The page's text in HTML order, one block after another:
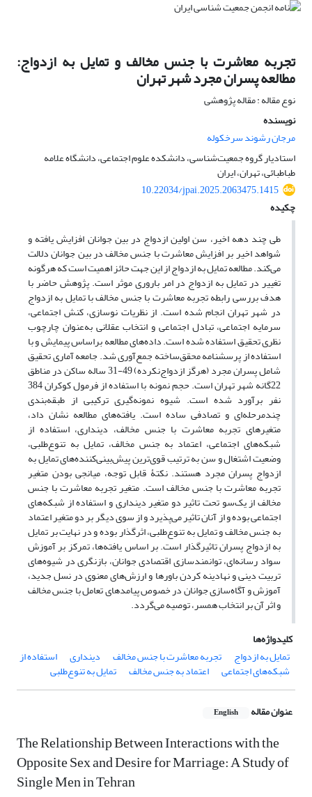
تجربه معاشرت با جنس مخالف و تمایل به ازدواج:
مطالعه‌ پسران مجرد شهر تهران
نوع مقاله : مقاله پژوهشی
نویسنده
مرجان رشوند سرخکوله
استادیار گروه جمعیت‌شناسی، دانشکده علوم اجتماعی، دانشگاه علامه
طباطبائی، تهران، ایران
10.22034/jpai.2025.2063475.1415
چکیده
طی چند دهه اخیر، سن اولین ازدواج در بین جوانان افزایش یافته و
شواهد اخیر بر افزایش معاشرت‌ با جنس مخالف در بین جوانان دلالت
می‌کند. مطالعه تمایل به ازدواج از این جهت حائز اهمیت است که هرگونه
تغییر در تمایل به ازدواج در امر باروری موثر است. پژوهش حاضر با
هدف بررسی رابطه تجربه معاشرت با جنس مخالف با تمایل به ازدواج
در شهر تهران انجام شده است. از نظریات نوسازی، کنش اجتماعی،
سرمایه اجتماعی، تبادل اجتماعی و انتخاب عقلانی به‌عنوان چارچوب
نظری تحقیق استفاده شده است. داده‌های مطالعه براساس پیمایش و با
استفاده از پرسشنامه محقق‌ساخته جمع‌آوری شد. جامعه آماری تحقیق
شامل پسران مجرد (هرگز ازدواج‌نکرده) 49-31 ساله ساکن در مناطق
22گانه شهر تهران است. حجم نمونه با استفاده از فرمول کوکران 384
نفر برآورد شده است. شیوه نمونه‌گیری ترکیبی از طبقه‌بندی
چندمرحله‌ای و تصادفی ساده است. یافته‌های مطالعه نشان داد،
متغیرهای تجربه معاشرت با جنس مخالف، دینداری، استفاده از
شبکه‌های اجتماعی، اعتماد به جنس مخالف، تمایل به تنوع‌طلبی،
وضعیت اشتغال و سنبه ترتیبقوی‌ترین پیش‌بینی‌کننده‌های تمایل به
ازدواج پسران مجرد هستند. نکتۀ قابل توجه، میانجی بودن متغیر
تجربه معاشرت با جنس مخالف است. متغیر تجربه معاشرت با جنس
مخالف از یک‌سو تحت تاثیر دو متغیر دینداری و استفاده از شبکه‌های
اجتماعی بوده و از آنان تاثیر می‌پذیرد و از سوی دیگر بر دو متغیر اعتماد
به جنس مخالف و تمایل به تنوع‌طلبی، اثرگذار بوده و در نهایت بر تمایل
به ازدواج پسران تاثیرگذار است. بر اساس یافته‌ها، تمرکز بر آموزش
سواد رسانه‌ای، توانمندسازی اقتصادی جوانان، بازنگری در شیوه‌های
تربیت دینی و نهادینه کردن باورها و ارزش‌های معنوی در نسل جدید،
آموزش و آگاه‌سازی جوانان در خصوص پیامدهای تعامل با جنس مخالف
و اثر آن بر انتخاب همسر، توصیه می‌گردد.
کلیدواژه‌ها
تمایل به ازدواج
تجربه معاشرت با جنس مخالف دینداری استفاده از
شبکه‌های اجتماعی اعتماد به جنس مخالف تمایل به تنوع‌طلبی
عنوان مقاله English
The Relationship Between Interactions with the
Opposite Sex and Desire for Marriage: A Study of
Single Men in Tehran